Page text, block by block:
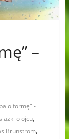
–
o formę" -
o ojcu,
Brunstrom,